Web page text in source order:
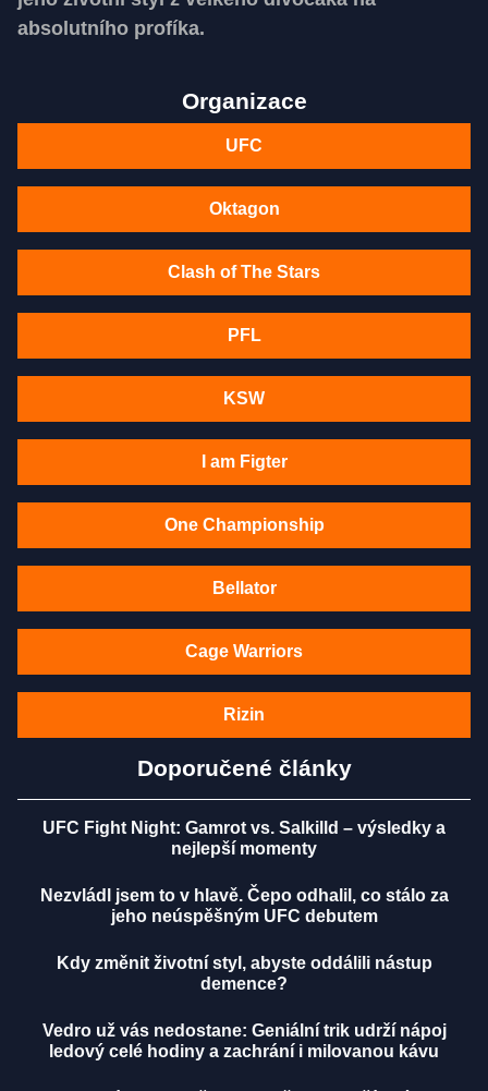
absolutního profíka.
Organizace
UFC
Oktagon
Clash of The Stars
PFL
KSW
I am Figter
One Championship
Bellator
Cage Warriors
Rizin
Doporučené články
UFC Fight Night: Gamrot vs. Salkilld – výsledky a
nejlepší momenty
Nezvládl jsem to v hlavě. Čepo odhalil, co stálo za
jeho neúspěšným UFC debutem
Kdy změnit životní styl, abyste oddálili nástup
demence?
Vedro už vás nedostane: Geniální trik udrží nápoj
ledový celé hodiny a zachrání i milovanou kávu